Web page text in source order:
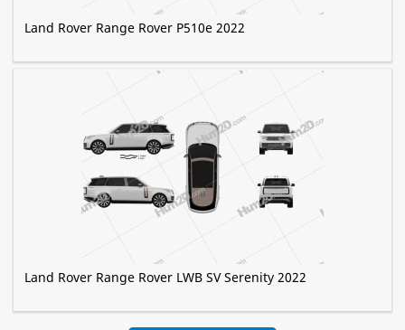
Land Rover Range Rover P510e 2022
Land Rover Range Rover LWB SV Serenity 2022